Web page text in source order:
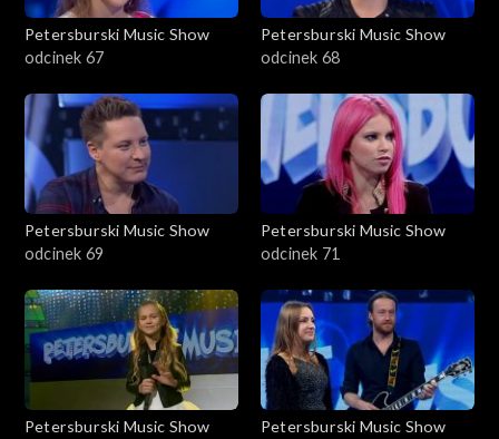
Petersburski Music Show
odcinek 67
Petersburski Music Show
odcinek 68
Petersburski Music Show
odcinek 69
Petersburski Music Show
odcinek 71
Petersburski Music Show
Petersburski Music Show